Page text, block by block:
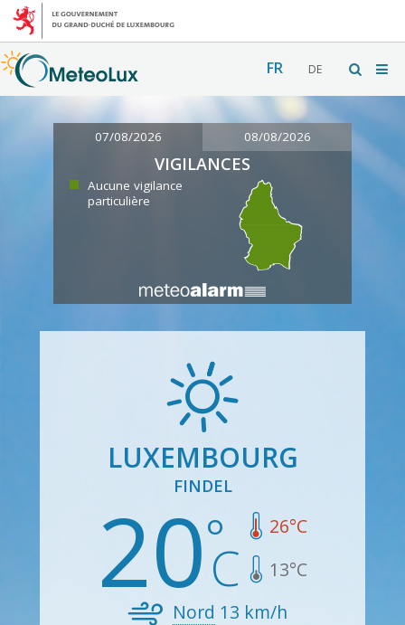
FR DE
07/08/2026 08/08/2026
VIGILANCES
Aucune vigilance
particulière
LUXEMBOURG
FINDEL
20 26°C
13°C
Nord 13 km/h